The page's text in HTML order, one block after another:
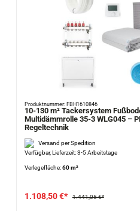
Produktnummer: FBH1610846
10-130 m² Tackersystem
Multidämmrolle 35-3 WLG045 –
Regeltechnik
Versand per Spedition
Verfügbar, Lieferzeit: 3-5 Arbeitstage
Verlegefläche:60 m²
1.108,50 €* 1.441,05 €*